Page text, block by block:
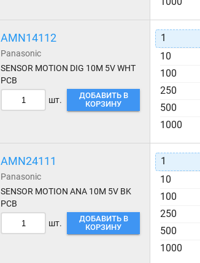
AMN14112
Panasonic
SENSOR MOTION DIG 10M 5V WHT
PCB
шт.
ДОБАВИТЬ В
КОРЗИНУ
AMN24111
Panasonic
SENSOR MOTION ANA 10M 5V BK
PCB
шт.
ДОБАВИТЬ В
КОРЗИНУ
1
10
100
250
500
1000
1
10
100
250
500
1000